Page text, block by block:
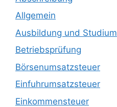
Allgemein
Ausbildung und Studium
Betriebsprüfung
Börsenumsatzsteuer
Einfuhrumsatzsteuer
Einkommensteuer